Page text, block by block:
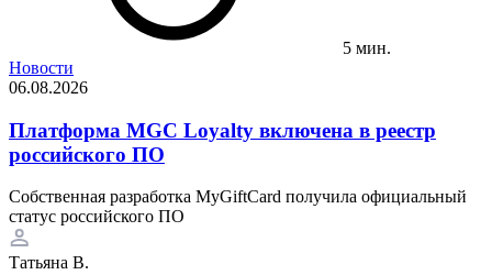
5 мин.
Новости
06.08.2026
Платформа MGC Loyalty включена в реестр
российского ПО
Собственная разработка MyGiftCard получила официальный
статус российского ПО
Татьяна В.